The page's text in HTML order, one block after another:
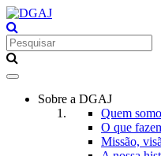
Toggle
navigationSobre a DGAJ
Quem
O que
Missão,